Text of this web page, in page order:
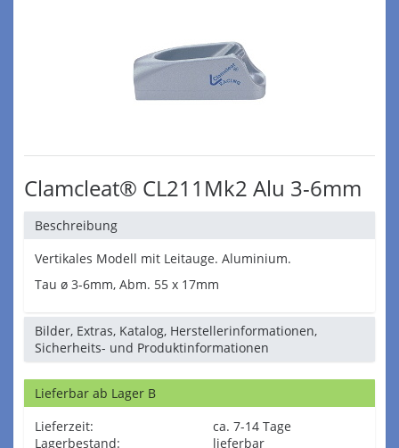
Clamcleat® CL211Mk2 Alu 3-6mm
Beschreibung
Vertikales Modell mit Leitauge. Aluminium.
Tau ø 3-6mm, Abm. 55 x 17mm
Bilder, Extras, Katalog, Herstellerinformationen,
Sicherheits- und Produktinformationen
Lieferbar ab Lager B
Lieferzeit:
ca. 7-14 Tage
Lagerbestand:
lieferbar